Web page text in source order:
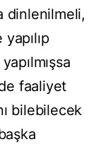
dinlenilmeli,
faaliyet
bilebilecek